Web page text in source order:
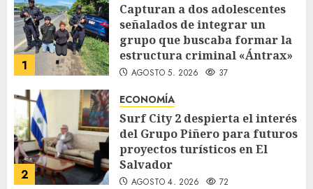
1
Capturan a dos adolescentes
señalados de integrar un
grupo que buscaba formar la
estructura criminal «Ántrax»
AGOSTO 5, 2026 37
2
ECONOMÍA
Surf City 2 despierta el interés
del Grupo Piñero para futuros
proyectos turísticos en El
Salvador
AGOSTO 4, 2026 72